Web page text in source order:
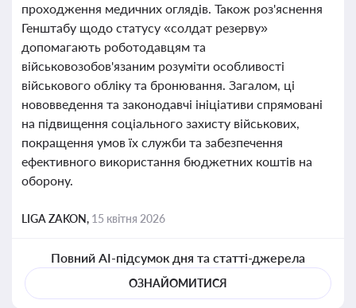
проходження медичних оглядів. Також роз'яснення
Генштабу щодо статусу «солдат резерву»
допомагають роботодавцям та
військовозобов'язаним розуміти особливості
військового обліку та бронювання. Загалом, ці
нововведення та законодавчі ініціативи спрямовані
на підвищення соціального захисту військових,
покращення умов їх служби та забезпечення
ефективного використання бюджетних коштів на
оборону.
LIGA ZAKON, 15 квітня 2026
Повний AI-підсумок дня та статті-джерела
ОЗНАЙОМИТИСЯ